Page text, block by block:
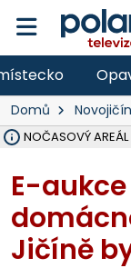
Domů
E-
Jičíně